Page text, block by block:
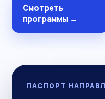
Смотреть
программы →
ПАСПОРТ